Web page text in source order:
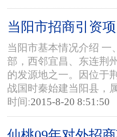
当阳市招商引资项
当阳市基本情况介绍 一
部，西邻宜昌、东连荆
的发源地之一。因位于
战国时秦始建当阳县，
时间:2015-8-20 8:51:50